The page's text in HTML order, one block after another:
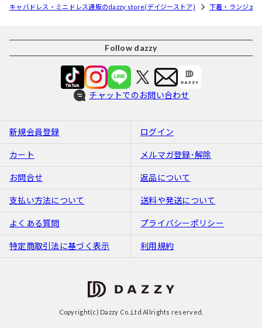
キャバドレス・ミニドレス通販のdazzy store(デイジーストア) 下着・ランジェ
Follow dazzy
チャットでのお問い合わせ
新規会員登録 ログイン
カート メルマガ登録･解除
お問合せ 返品について
支払い方法について 送料や発送について
よくある質問 プライバシーポリシー
特定商取引法に基づく表示 利用規約
Copyright(c) Dazzy Co.,Ltd Allrights reserved.